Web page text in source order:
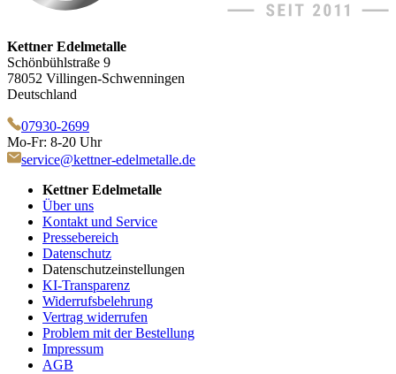
Kettner Edelmetalle
Schönbühlstraße 9
78052 Villingen-Schwenningen
Deutschland
07930-2699
Mo-Fr: 8-20 Uhr
service@kettner-edelmetalle.de
Kettner Edelmetalle
Über uns
Kontakt und Service
Pressebereich
Datenschutz
Datenschutzeinstellungen
KI-Transparenz
Widerrufsbelehrung
Vertrag widerrufen
Problem mit der Bestellung
Impressum
AGB